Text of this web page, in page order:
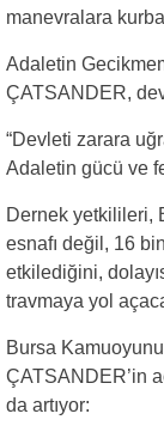
manevralara
Adaletin
ÇATSANDER,
“Devleti zarara
Adaletin gücü ve
Dernek yetkilileri,
esnafı değil, 16
etkilediğini,
travmaya yol
Bursa
ÇATSANDER’in
da artıyor: